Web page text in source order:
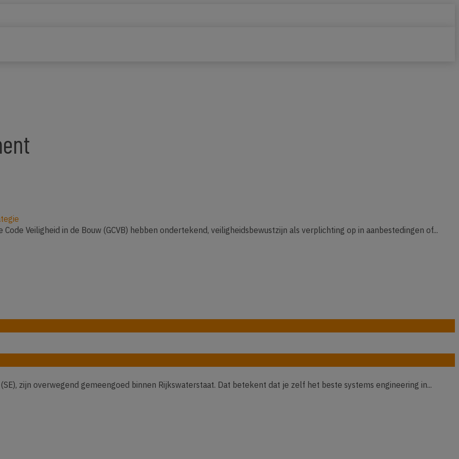
Veiligheid in de Bouw (GCVB) hebben ondertekend, veiligheidsbewustzijn als verplichting op in aanbestedingen of...
zijn overwegend gemeengoed binnen Rijkswaterstaat. Dat betekent dat je zelf het beste systems engineering in...